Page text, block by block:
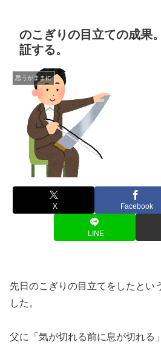
のこぎりの目立ての成果
証する。
思うがままに
X Facebook
LINE
先日のこぎりの目立てをしたとい
した。
父に「気が切れる前に息が切れる